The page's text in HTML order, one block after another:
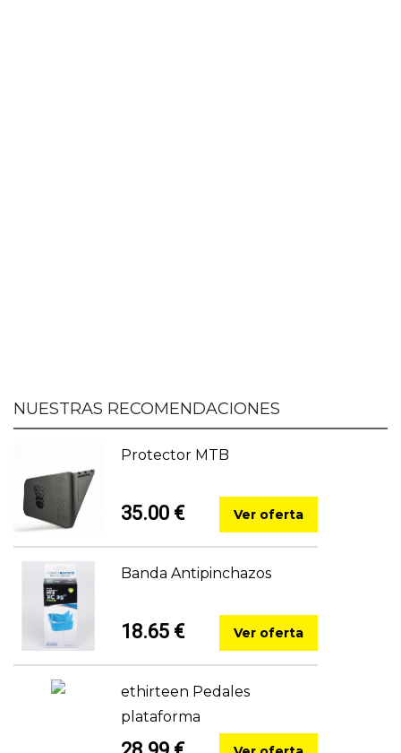
NUESTRAS RECOMENDACIONES
Protector MTB
35.00 € Ver oferta
Banda Antipinchazos
18.65 € Ver oferta
ethirteen Pedales
plataforma